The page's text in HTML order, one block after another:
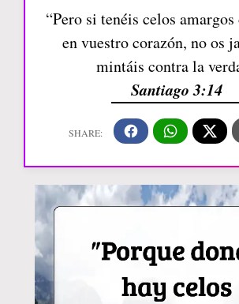
“Pero si tenéis celos
en vuestro corazón, no os
mintáis contra la
Santiago 3:14